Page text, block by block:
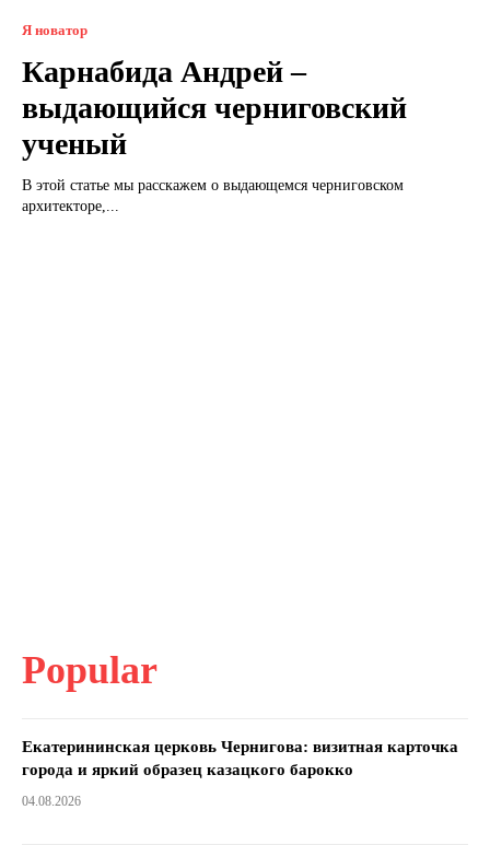
Я новатор
Карнабида Андрей –
выдающийся черниговский
ученый
В этой статье мы расскажем о выдающемся черниговском
архитекторе,...
Popular
Екатерининская церковь Чернигова: визитная карточка
города и яркий образец казацкого барокко
04.08.2026